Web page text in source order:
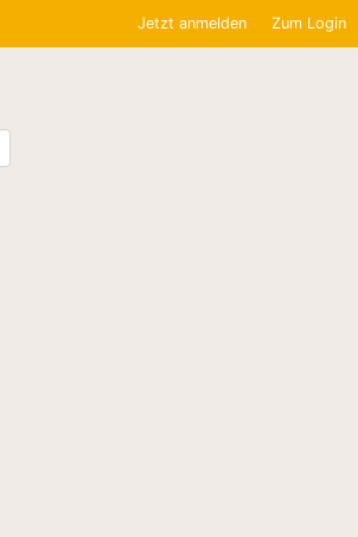
Jetzt anmelden Zum Login